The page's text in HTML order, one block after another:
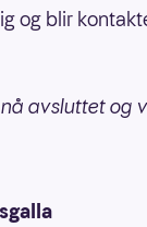
og blir
avsluttet og